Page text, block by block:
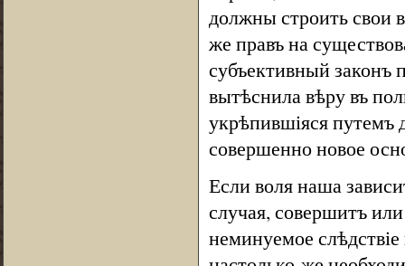
должны строить свои
же правъ на
субъективный законъ
вытѣснила вѣру въ
укрѣпившіяся путемъ
совершенно новое
Если воля наша
случая, совершитъ
неминуемое